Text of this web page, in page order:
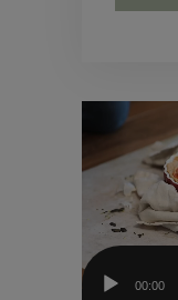
Video-
00:00